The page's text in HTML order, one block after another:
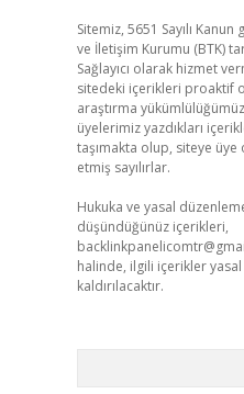
Sitemiz, 5651 Sayılı
ve İletişim Kurumu (BTK)
Sağlayıcı olarak hizmet
sitedeki içerikleri proaktif
araştırma
üyelerimiz yazdıkları
taşımakta olup, siteye
etmiş sayılırlar.
Hukuka ve yasal
düşündüğünüz içerikleri,
halinde, ilgili içerikler
kaldırılacaktır.